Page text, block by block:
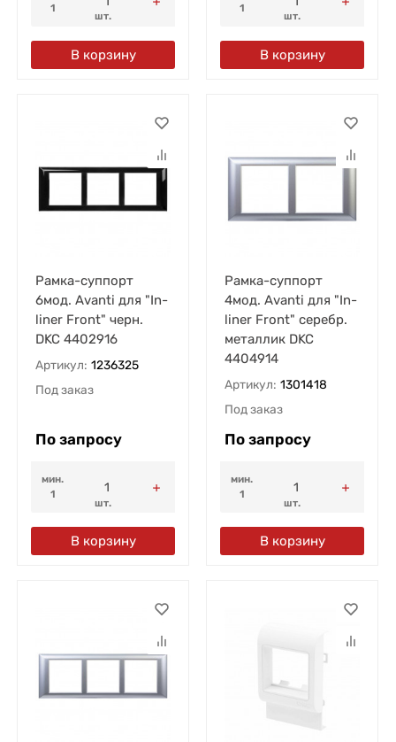
1
шт.
В корзину
1
шт.
В корзину
Рамка-суппорт
6мод. Avanti для "In-
liner Front" черн.
DKC 4402916
Артикул: 1236325
Под заказ
По запросу
мин.
1
шт.
В корзину
Рамка-суппорт
4мод. Avanti для "In-
liner Front" серебр.
металлик DKC
4404914
Артикул: 1301418
Под заказ
По запросу
мин.
1
шт.
В корзину